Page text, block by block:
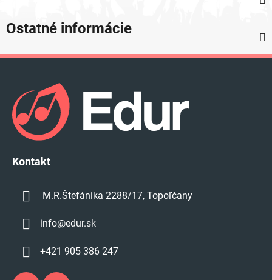
Ostatné informácie
Kontakt
M.R.Štefánika 2288/17, Topoľčany
info@edur.sk
+421 905 386 247